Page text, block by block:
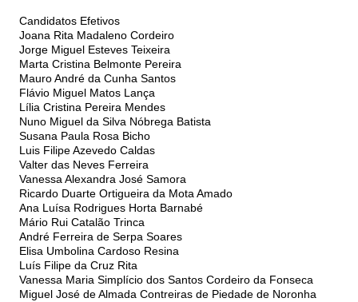
Candidatos Efetivos
Joana Rita Madaleno Cordeiro
Jorge Miguel Esteves Teixeira
Marta Cristina Belmonte Pereira
Mauro André da Cunha Santos
Flávio Miguel Matos Lança
Lília Cristina Pereira Mendes
Nuno Miguel da Silva Nóbrega Batista
Susana Paula Rosa Bicho
Luis Filipe Azevedo Caldas
Valter das Neves Ferreira
Vanessa Alexandra José Samora
Ricardo Duarte Ortigueira da Mota Amado
Ana Luísa Rodrigues Horta Barnabé
Mário Rui Catalão Trinca
André Ferreira de Serpa Soares
Elisa Umbolina Cardoso Resina
Luís Filipe da Cruz Rita
Vanessa Maria Simplício dos Santos Cordeiro da Fonseca
Miguel José de Almada Contreiras de Piedade de Noronha